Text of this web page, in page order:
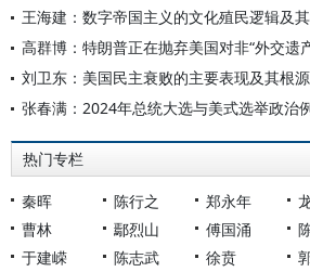
王海建：数字帝国主义的文化殖民逻辑及
高群博：特朗普正在抛弃美国对非“外交遗
刘卫东：美国民主衰败的主要表现及其根源
张春满：2024年总统大选与美式选举政治
热门专栏
秦晖 陈行之 郑永年
曹林
鄢烈山 傅国涌
于建嵘
陈志武 徐贲